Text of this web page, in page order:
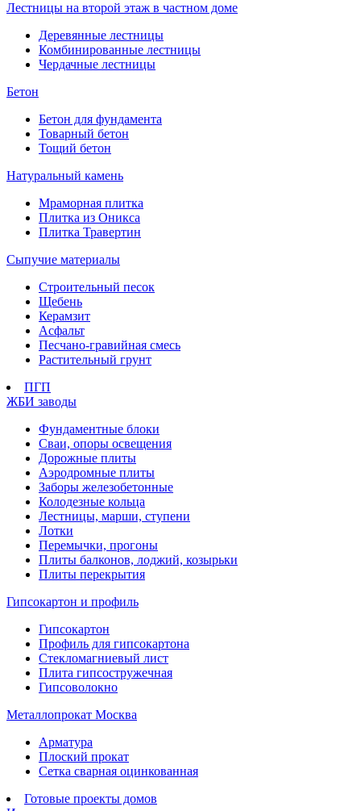
Лестницы на второй этаж в частном доме
Деревянные лестницы
Комбинированные лестницы
Чердачные лестницы
Бетон
Бетон для фундамента
Товарный бетон
Тощий бетон
Натуральный камень
Мраморная плитка
Плитка из Оникса
Плитка Травертин
Сыпучие материалы
Строительный песок
Щебень
Керамзит
Асфальт
Песчано-гравийная смесь
Растительный грунт
ПГП
ЖБИ заводы
Фундаментные блоки
Сваи, опоры освещения
Дорожные плиты
Аэродромные плиты
Заборы железобетонные
Колодезные кольца
Лестницы, марши, ступени
Лотки
Перемычки, прогоны
Плиты балконов, лоджий, козырьки
Плиты перекрытия
Гипсокартон и профиль
Гипсокартон
Профиль для гипсокартона
Стекломагниевый лист
Плита гипсостружечная
Гипсоволокно
Металлопрокат Москва
Арматура
Плоский прокат
Сетка сварная оцинкованная
Готовые проекты домов